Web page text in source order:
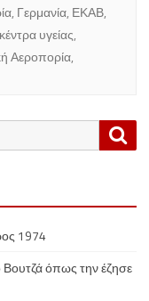
, Γερμανία, ΕΚΑΒ,
κέντρα υγείας,
Αεροπορία,
1974
Βουτζά όπως την έζησε